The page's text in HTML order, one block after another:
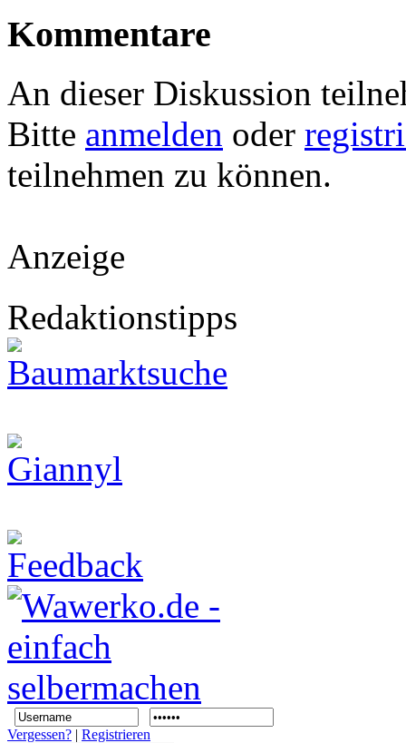
Kommentare
An dieser Diskussion
Bitte anmelden oder
teilnehmen zu können.
Anzeige
Redaktionstipps
Vergessen? | Registrieren